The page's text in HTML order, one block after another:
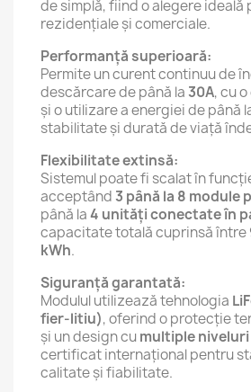
de simplă, fiind o alegere
rezidențiale și comerciale.
Performanță superioară:
Permite un curent continuu de
descărcare de până la30A, cu
și o utilizare a energiei de până
stabilitate și durată de viață
Flexibilitate extinsă:
Sistemul poate fi scalat în
acceptând3 până la 8 module
până la4 unități conectate în
capacitate totală cuprinsă între
kWh.
Siguranță garantată:
Modulul utilizează tehnologia
fier-litiu), oferind o protecție
și un design cumultiple
certificat internațional pentru
calitate și fiabilitate.